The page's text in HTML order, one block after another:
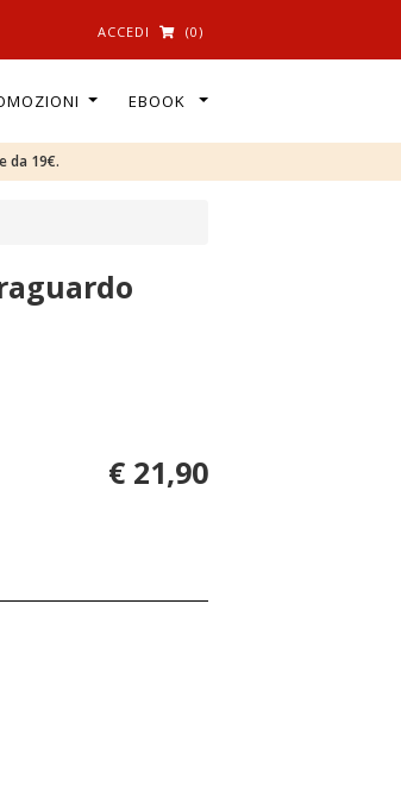
ACCEDI (0)
EBOOK
da 19€.
€ 21,90